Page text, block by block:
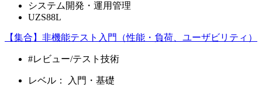
システム開発・運用管理
UZS88L
【集合】非機能テスト入門（性能・負荷、ユーザビリティ）
#レビュー/テスト技術
レベル：
入門・基礎